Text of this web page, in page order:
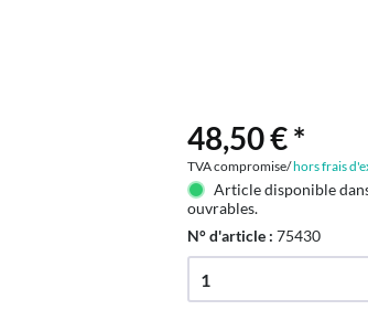
48,50 € *
TVA compromise/hors frais
Article disponible
ouvrables.
N° d'article :75430